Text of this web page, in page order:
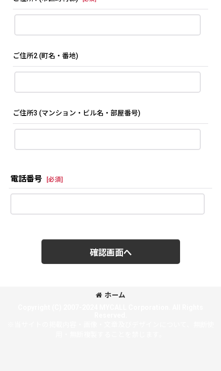
ご住所2 (町名・番地)
ご住所3 (マンション・ビル名・部屋番号)
電話番号 [必須]
確認画面へ
ホーム